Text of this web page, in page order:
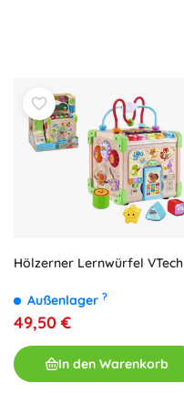
Hölzerner Lernwürfel VTech
Außenlager ?
49,50 €
In den Warenkorb